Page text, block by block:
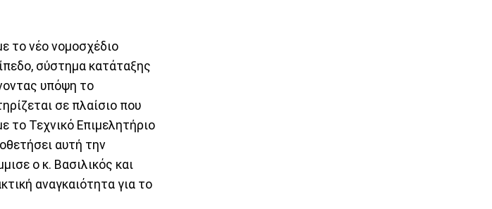
το νέο νομοσχέδιο
σύστημα κατάταξης
υπόψη το
σε πλαίσιο που
το Τεχνικό Επιμελητήριο
αυτή την
ο κ. Βασιλικός και
αναγκαιότητα για το